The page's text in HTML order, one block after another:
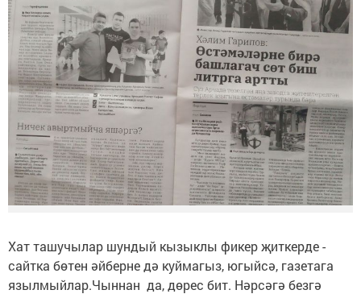
Хат ташучылар шундый кызыклы фикер җиткерде -
сайтка бөтен әйберне дә куймагыз, югыйсә, газетага
язылмыйлар.Чыннан да, дөрес бит. Нәрсәгә безгә